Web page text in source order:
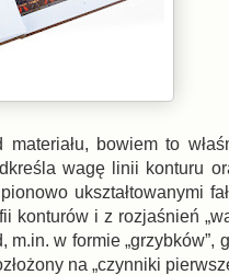
bowiem to
wagę linii konturu
ukształtowanymi
i z rozjaśnień
w formie
na „czynniki